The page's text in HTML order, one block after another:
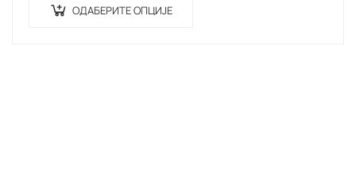
amet… ОДАБЕРИТЕ ОПЦИЈЕ